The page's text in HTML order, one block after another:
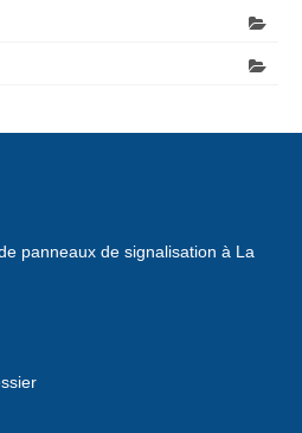
panneaux de signalisation à La